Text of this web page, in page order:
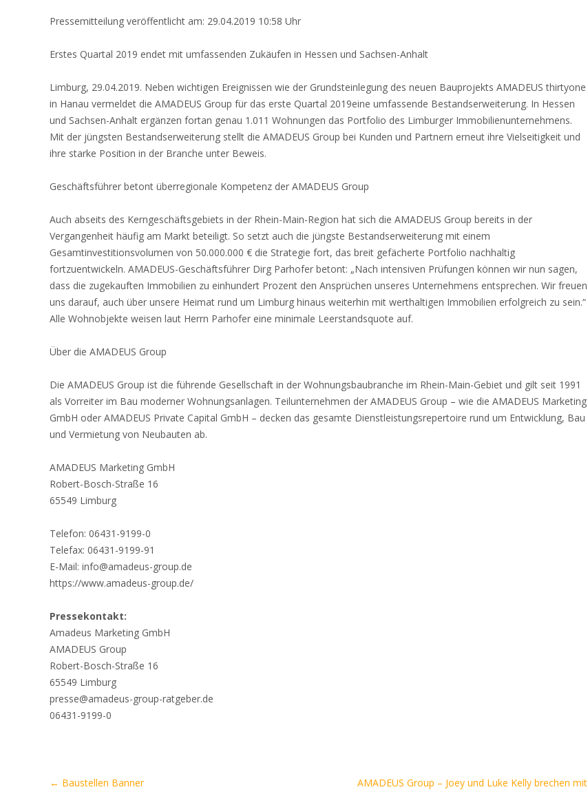
Pressemitteilung veröffentlicht am: 29.04.2019 10:58 Uhr
Erstes Quartal 2019 endet mit umfassenden Zukäufen in Hessen und Sachsen-Anhalt
Limburg, 29.04.2019. Neben wichtigen Ereignissen wie der Grundsteinlegung des neuen Bauprojekts AMADEUS thirtyone
in Hanau vermeldet die AMADEUS Group für das erste Quartal 2019eine umfassende Bestandserweiterung. In Hessen
und Sachsen-Anhalt ergänzen fortan genau 1.011 Wohnungen das Portfolio des Limburger Immobilienunternehmens.
Mit der jüngsten Bestandserweiterung stellt die AMADEUS Group bei Kunden und Partnern erneut ihre Vielseitigkeit und
ihre starke Position in der Branche unter Beweis.
Geschäftsführer betont überregionale Kompetenz der AMADEUS Group
Auch abseits des Kerngeschäftsgebiets in der Rhein-Main-Region hat sich die AMADEUS Group bereits in der
Vergangenheit häufig am Markt beteiligt. So setzt auch die jüngste Bestandserweiterung mit einem
Gesamtinvestitionsvolumen von 50.000.000 € die Strategie fort, das breit gefächerte Portfolio nachhaltig
fortzuentwickeln. AMADEUS-Geschäftsführer Dirg Parhofer betont: „Nach intensiven Prüfungen können wir nun sagen,
dass die zugekauften Immobilien zu einhundert Prozent den Ansprüchen unseres Unternehmens entsprechen. Wir freuen
uns darauf, auch über unsere Heimat rund um Limburg hinaus weiterhin mit werthaltigen Immobilien erfolgreich zu sein.“
Alle Wohnobjekte weisen laut Herrn Parhofer eine minimale Leerstandsquote auf.
Über die AMADEUS Group
Die AMADEUS Group ist die führende Gesellschaft in der Wohnungsbaubranche im Rhein-Main-Gebiet und gilt seit 1991
als Vorreiter im Bau moderner Wohnungsanlagen. Teilunternehmen der AMADEUS Group – wie die AMADEUS Marketing
GmbH oder AMADEUS Private Capital GmbH – decken das gesamte Dienstleistungsrepertoire rund um Entwicklung, Bau
und Vermietung von Neubauten ab.
AMADEUS Marketing GmbH
Robert-Bosch-Straße 16
65549 Limburg
Telefon: 06431-9199-0
Telefax: 06431-9199-91
E-Mail: info@amadeus-group.de
https://www.amadeus-group.de/
Pressekontakt:
Amadeus Marketing GmbH
AMADEUS Group
Robert-Bosch-Straße 16
65549 Limburg
presse@amadeus-group-ratgeber.de
06431-9199-0
Artikel-
← Baustellen Banner
AMADEUS Group – Joey und Luke Kelly brechen mit